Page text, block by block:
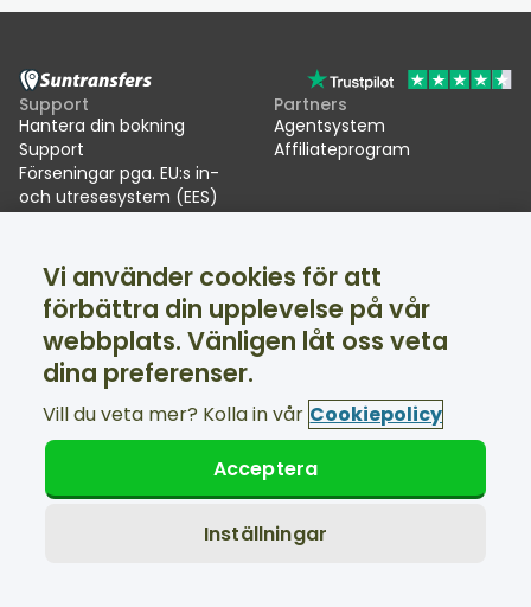
Support
Hantera din bokning
Support
Förseningar pga. EU:s in-
och utresesystem (EES)
Partners
Agentsystem
Affiliateprogram
Om oss
Omdömen
Skidtransfers
Facebook
Twitter
Support tillgänglig dygnet runt
© Suntransfers.com 2026
Vi använder cookies för att
förbättra din upplevelse på vår
webbplats. Vänligen låt oss veta
dina preferenser.
Vill du veta mer? Kolla in vår Cookiepolicy
Inställningar
Acceptera